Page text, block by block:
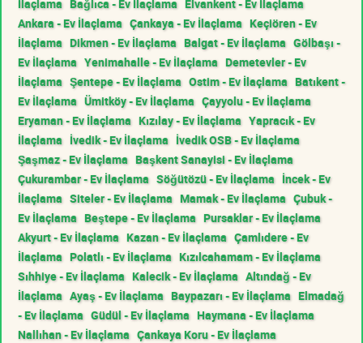
İlaçlama Bağlıca - Ev İlaçlama Elvankent - Ev İlaçlama
Ankara - Ev İlaçlama Çankaya - Ev İlaçlama Keçiören - Ev
İlaçlama Dikmen - Ev İlaçlama Balgat - Ev İlaçlama Gölbaşı -
Ev İlaçlama Yenimahalle - Ev İlaçlama Demetevler - Ev
İlaçlama Şentepe - Ev İlaçlama Ostim - Ev İlaçlama Batıkent -
Ev İlaçlama Ümitköy - Ev İlaçlama Çayyolu - Ev İlaçlama
Eryaman - Ev İlaçlama Kızılay - Ev İlaçlama Yapracık - Ev
İlaçlama İvedik - Ev İlaçlama İvedik OSB - Ev İlaçlama
Şaşmaz - Ev İlaçlama Başkent Sanayisi - Ev İlaçlama
Çukurambar - Ev İlaçlama Söğütözü - Ev İlaçlama İncek - Ev
İlaçlama Siteler - Ev İlaçlama Mamak - Ev İlaçlama Çubuk -
Ev İlaçlama Beştepe - Ev İlaçlama Pursaklar - Ev İlaçlama
Akyurt - Ev İlaçlama Kazan - Ev İlaçlama Çamlıdere - Ev
İlaçlama Polatlı - Ev İlaçlama Kızılcahamam - Ev İlaçlama
Sıhhiye - Ev İlaçlama Kalecik - Ev İlaçlama Altındağ - Ev
İlaçlama Ayaş - Ev İlaçlama Baypazarı - Ev İlaçlama Elmadağ
- Ev İlaçlama Güdül - Ev İlaçlama Haymana - Ev İlaçlama
Nallıhan - Ev İlaçlama Çankaya Koru - Ev İlaçlama